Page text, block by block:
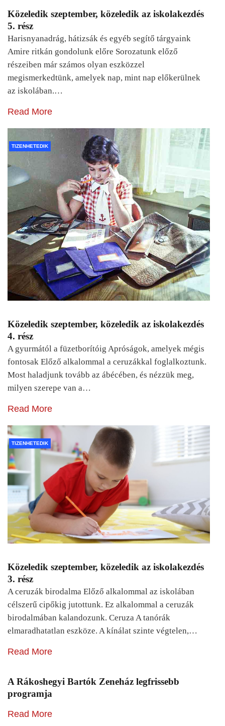
Közeledik szeptember, közeledik az iskolakezdés
5. rész
Harisnyanadrág, hátizsák és egyéb segítő tárgyaink
Amire ritkán gondolunk előre Sorozatunk előző
részeiben már számos olyan eszközzel
megismerkedtünk, amelyek nap, mint nap előkerülnek
az iskolában.…
Read More
TIZENHETEDIK
Közeledik szeptember, közeledik az iskolakezdés
4. rész
A gyurmától a füzetborítóig Apróságok, amelyek mégis
fontosak Előző alkalommal a ceruzákkal foglalkoztunk.
Most haladjunk tovább az ábécében, és nézzük meg,
milyen szerepe van a…
Read More
TIZENHETEDIK
Közeledik szeptember, közeledik az iskolakezdés
3. rész
A ceruzák birodalma Előző alkalommal az iskolában
célszerű cipőkig jutottunk. Ez alkalommal a ceruzák
birodalmában kalandozunk. Ceruza A tanórák
elmaradhatatlan eszköze. A kínálat szinte végtelen,…
Read More
A Rákoshegyi Bartók Zeneház legfrissebb
programja
Read More